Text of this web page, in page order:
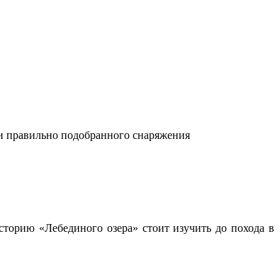
правильно подобранного снаряжения
«Лебединого озера» стоит изучить до похода в